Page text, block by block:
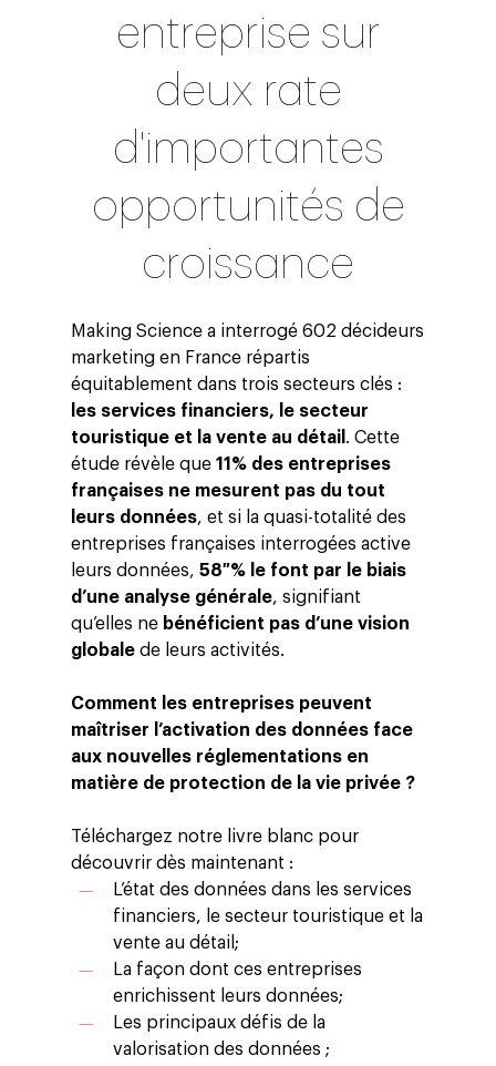
entreprise sur
deux rate
d'importantes
opportunités de
croissance
Making Science a interrogé602 décideurs
marketing en France répartis
équitablement dans trois secteurs clés :
les services financiers, le secteur
touristique et la vente au détail .Cette
étude révèle que11% des entreprises
françaises ne mesurent pas du tout
leurs données, et si la quasi-totalité des
entreprises françaises interrogées active
leurs données,58 % le font par le biais
d’une analyse générale, signifiant
qu’elles ne bénéficient pas d’une vision
globale de leurs activités.
Comment les entreprises peuvent
maîtriser l’activation des données face
aux nouvelles réglementations en
matière de protection de la vie privée ?
Téléchargez notre livre blanc pour
découvrir dès maintenant :
L’état des données dans les services
financiers, le secteur touristique et la
vente au détail;
La façon dont ces entreprises
enrichissent leurs données;
Les principaux défis de la
valorisation des données ;